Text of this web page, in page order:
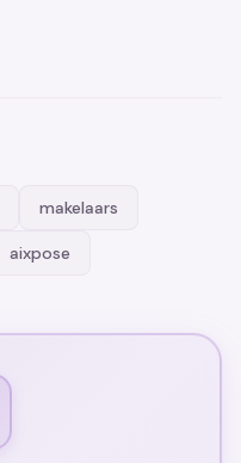
makelaars
aixpose